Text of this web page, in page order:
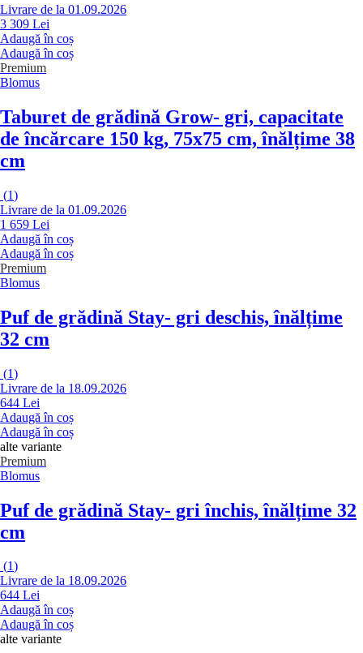
Livrare de la 01.09.2026
3 309 Lei
Adaugă în coș
Adaugă în coș
Premium
Blomus
Taburet de grădină Grow- gri, capacitate
de încărcare 150 kg, 75x75 cm, înălțime 38
cm
(1)
Livrare de la 01.09.2026
1 659 Lei
Adaugă în coș
Adaugă în coș
Premium
Blomus
Puf de grădină Stay- gri deschis, înălțime
32 cm
(1)
Livrare de la 18.09.2026
644 Lei
Adaugă în coș
Adaugă în coș
alte variante
Premium
Blomus
Puf de grădină Stay- gri închis, înălțime 32
cm
(1)
Livrare de la 18.09.2026
644 Lei
Adaugă în coș
Adaugă în coș
alte variante